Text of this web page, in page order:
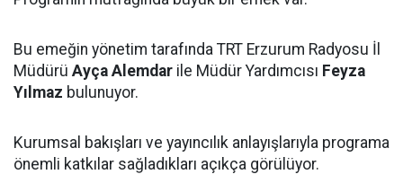
Bu emeğin yönetim tarafında TRT Erzurum Radyosu İl
Müdürü Ayça Alemdar ile Müdür Yardımcısı Feyza
Yılmaz bulunuyor.
Kurumsal bakışları ve yayıncılık anlayışlarıyla programa
önemli katkılar sağladıkları açıkça görülüyor.